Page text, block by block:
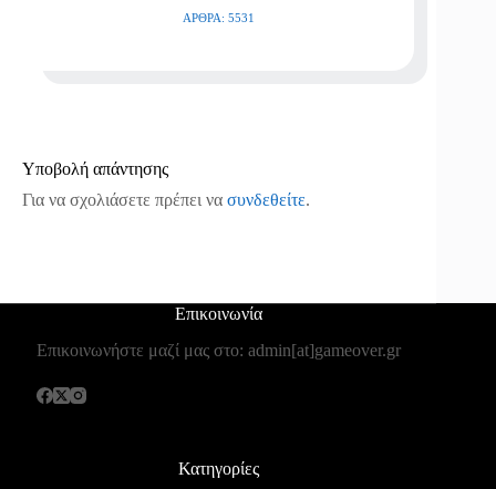
ΆΡΘΡΑ: 5531
Υποβολή απάντησης
Για να σχολιάσετε πρέπει να συνδεθείτε.
Επικοινωνία
Επικοινωνήστε μαζί μας στο: admin[at]gameover.gr
Κατηγορίες